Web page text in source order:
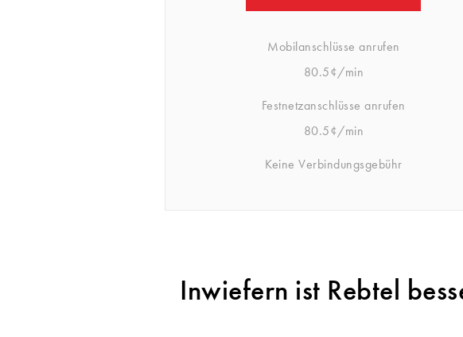
Mobilanschlüsse anrufen
80.5¢/min
Festnetzanschlüsse anrufen
80.5¢/min
Keine Verbindungsgebühr
Inwiefern ist Rebtel